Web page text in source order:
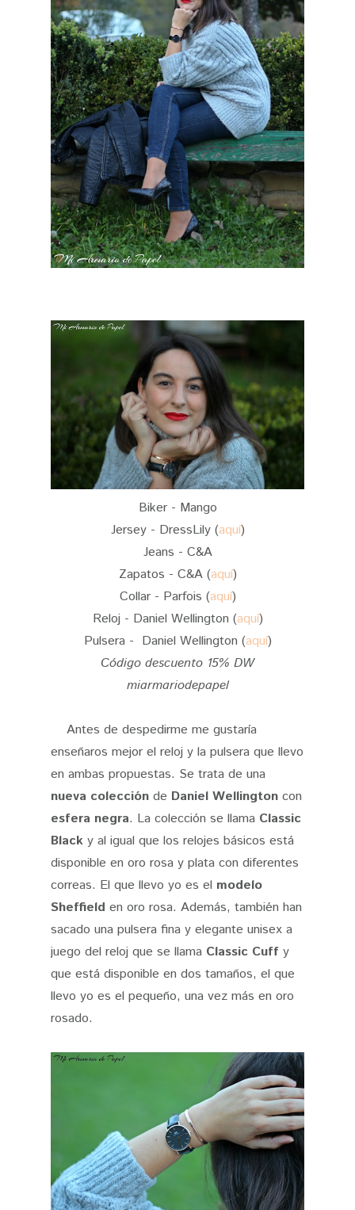
Biker - Mango
Jersey - DressLily (aquí)
Jeans - C&A
Zapatos - C&A (aquí)
Collar - Parfois (aquí)
Reloj - Daniel Wellington (aquí)
Pulsera - Daniel Wellington (aquí)
Código descuento 15% DW
miarmariodepapel
Antes de despedirme me gustaría
enseñaros mejor el reloj y la pulsera que llevo
en ambas propuestas. Se trata de una
nueva colección de Daniel Wellington con
esfera negra. La colección se llama Classic
Black y al igual que los relojes básicos está
disponible en oro rosa y plata con diferentes
correas. El que llevo yo es el modelo
Sheffield en oro rosa. Además, también han
sacado una pulsera fina y elegante unisex a
juego del reloj que se llama Classic Cuff y
que está disponible en dos tamaños, el que
llevo yo es el pequeño, una vez más en oro
rosado.